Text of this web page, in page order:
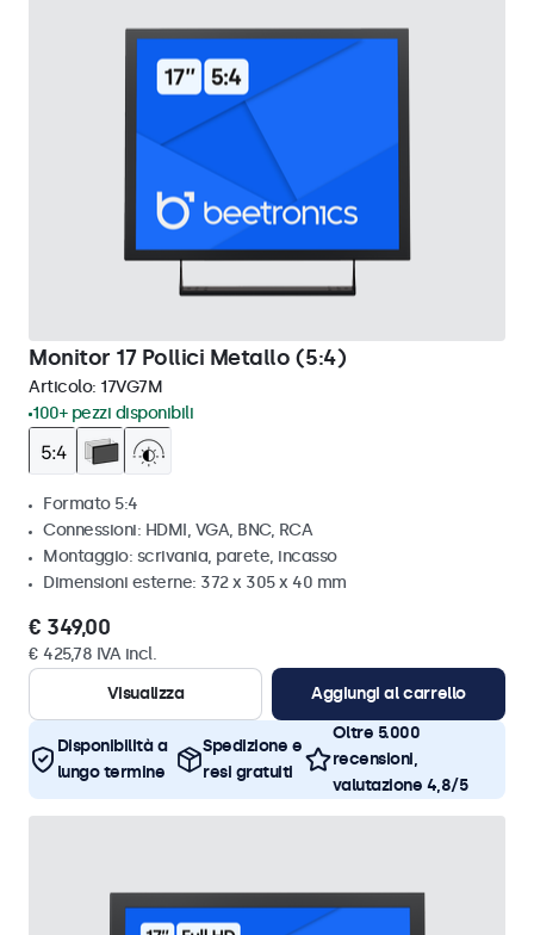
Monitor 17 Pollici Metallo (5:4)
Articolo: 17VG7M
100+ pezzi disponibili
Formato 5:4
Connessioni: HDMI, VGA, BNC, RCA
Montaggio: scrivania, parete, incasso
Dimensioni esterne: 372 x 305 x 40 mm
€ 349,00
€ 425,78 IVA incl.
Visualizza
Aggiungi al carrello
Disponibilità a
lungo termine
Spedizione e
resi gratuiti
Oltre 5.000
recensioni,
valutazione 4,8/5